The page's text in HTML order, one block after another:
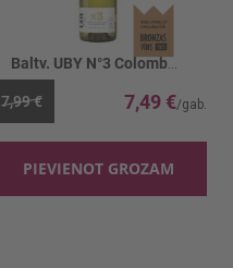
7,99 € 7,49 €
PIEVIENOT GROZAM